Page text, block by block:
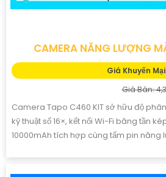
CAMERA NĂNG LƯỢNG
Giá Khuyến
Giá Bán:
Camera Tapo C460 KIT sở hữu độ
kỹ thuật số 16×, kết nối Wi-Fi băng tần
10000mAh tích hợp cùng tấm pin năng